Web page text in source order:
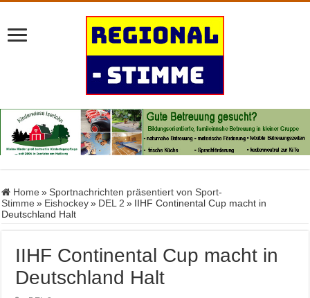
Home » Sportnachrichten präsentiert von Sport-
Stimme » Eishockey » DEL 2 » IIHF Continental Cup macht in
Deutschland Halt
IIHF Continental Cup macht in
Deutschland Halt